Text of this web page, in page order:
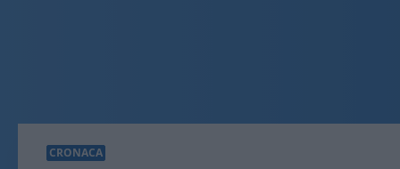
CRONACA